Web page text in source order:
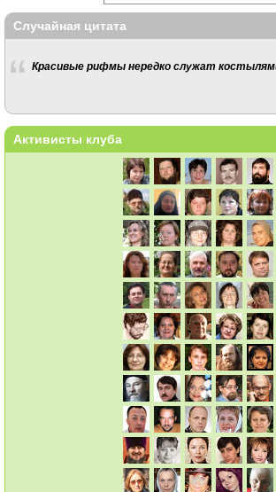
Случайная цитата
Красивые рифмы нередко служат
Активисты клуба